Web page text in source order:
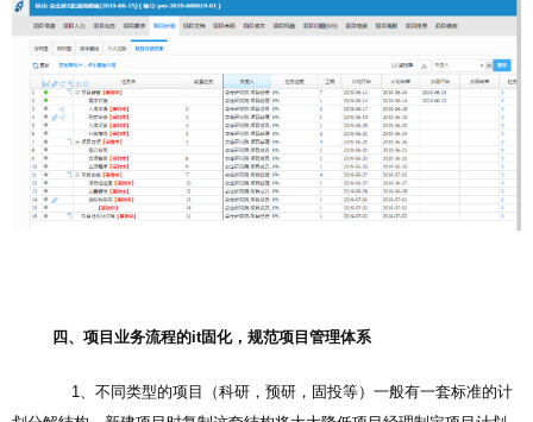
四、项目业务流程的it固化，规范项目管理体系
1、不同类型的项目（科研，预研，固投等）一般有一套标准的计